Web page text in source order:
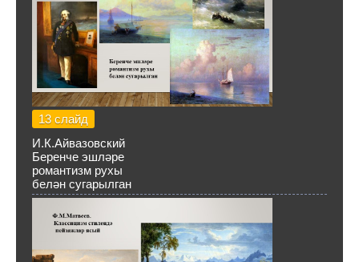
13 слайд
И.К.Айвазовский
Беренче эшләре
романтизм рухы
белән сугарылган